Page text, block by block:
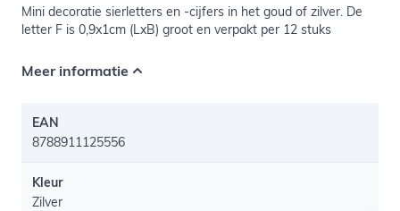
Mini decoratie sierletters en -cijfers in het goud of zilver. De
letter F is 0,9x1cm (LxB) groot en verpakt per 12 stuks
Meer informatie
EAN
8788911125556
Kleur
Zilver